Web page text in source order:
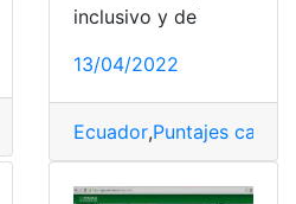
Universidad,Universidad
inclusivo y de
13/04/2022
Ecuador,Puntajes